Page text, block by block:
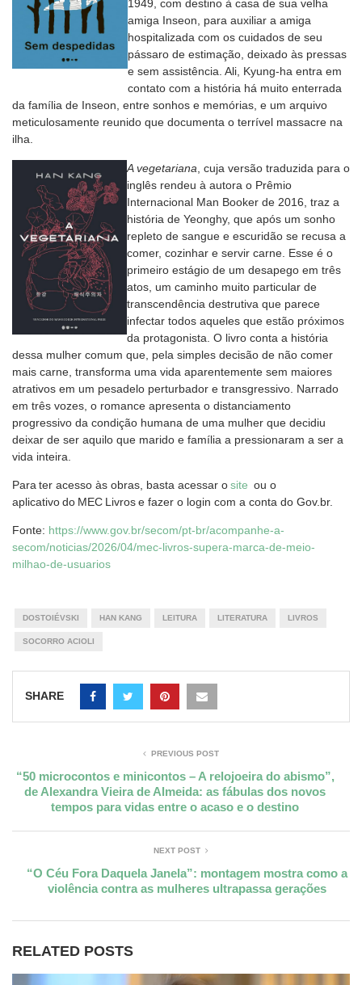
1949, com destino à casa de sua velha
amiga Inseon, para auxiliar a amiga
hospitalizada com os cuidados de seu
pássaro de estimação, deixado às pressas
e sem assistência. Ali, Kyung-ha entra em
contato com a história há muito enterrada
da família de Inseon, entre sonhos e memórias, e um arquivo
meticulosamente reunido que documenta o terrível massacre na
ilha.
A vegetariana , cuja versão traduzida para o
inglês rendeu à autora o Prêmio
Internacional Man Booker de 2016, traz a
história de Yeonghy, que após um sonho
repleto de sangue e escuridão se recusa a
comer, cozinhar e servir carne. Esse é o
primeiro estágio de um desapego em três
atos, um caminho muito particular de
transcendência destrutiva que parece
infectar todos aqueles que estão próximos
da protagonista. O livro conta a história
dessa mulher comum que, pela simples decisão de não comer
mais carne, transforma uma vida aparentemente sem maiores
atrativos em um pesadelo perturbador e transgressivo. Narrado
em três vozes, o romance apresenta o distanciamento
progressivo da condição humana de uma mulher que decidiu
deixar de ser aquilo que marido e família a pressionaram a ser a
vida inteira.
Para ter acesso às obras, basta acessar osite ou o
aplicativo do MEC Livros e fazer o login com a conta do Gov.br.
Fonte: https://www.gov.br/secom/pt-br/acompanhe-a-
secom/noticias/2026/04/mec-livros-supera-marca-de-meio-
milhao-de-usuarios
DOSTOIÉVSKI HAN KANG LEITURA LITERATURA LIVROS
SOCORRO ACIOLI
SHARE
PREVIOUS POST
“50 microcontos e minicontos – A relojoeira do abismo”,
de Alexandra Vieira de Almeida: as fábulas dos novos
tempos para vidas entre o acaso e o destino
NEXT POST
“O Céu Fora Daquela Janela”: montagem mostra como a
violência contra as mulheres ultrapassa gerações
RELATED POSTS